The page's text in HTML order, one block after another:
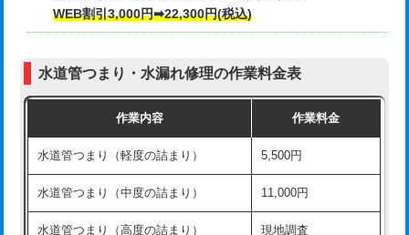
コンクリート斫り（厚さ10㎝まで）
モルタル補修（厚さ10㎝超え） 38,500円
洗面台設置 38,500円
化粧台設置 22,000円
交換・取付（タンク）
式）)
式・ワンホール）)
交換・取付(排水栓・排水トラップ
22,000円+材料費
WEB割引3,000円➡22,300円(税込)
水道管つまり・水漏れ修理の作業料金表
作業内容 作業料金
水道管つまり（軽度の詰まり） 5,500円
水道管つまり（中度の詰まり） 11,000円
水道管つまり（高度の詰まり） 現地調査